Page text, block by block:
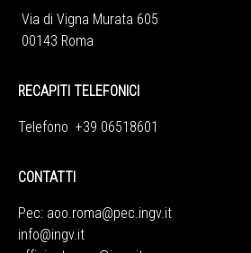
Via di Vigna Murata 605
00143 Roma
RECAPITI TELEFONICI
Telefono +39 06518601
CONTATTI
Pec: aoo.roma@pec.ingv.it
info@ingv.it